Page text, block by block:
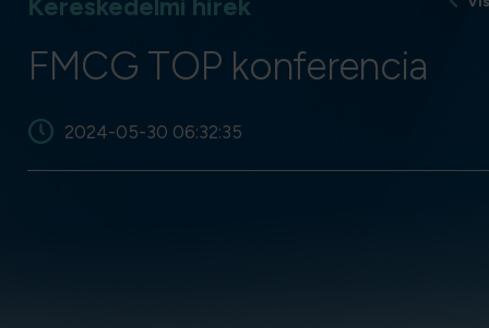
Kereskedelmi hírek
FMCG TOP konferencia
2024-05-30 06:32:35